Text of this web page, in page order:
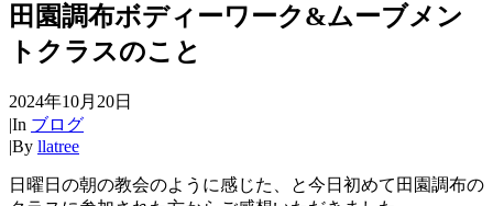
田園調布ボディーワーク&ムーブメン
トクラスのこと
2024年10月20日
|In ブログ
|By llatree
日曜日の朝の教会のように感じた、と今日初めて田園調布の